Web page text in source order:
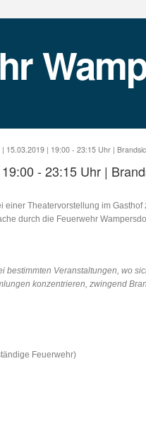
| 15.03.2019 | 19:00 - 23:15 Uhr |
- 23:15 Uhr |
einer Theatervorstellung im Gasthof
durch die Feuerwehr
bestimmten Veranstaltungen, wo
konzentrieren, zwingend
Feuerwehr)